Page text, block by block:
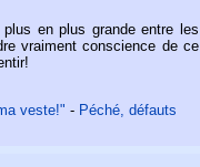
en plus grande entre les
vraiment conscience de ce
veste!" - Péché, défauts